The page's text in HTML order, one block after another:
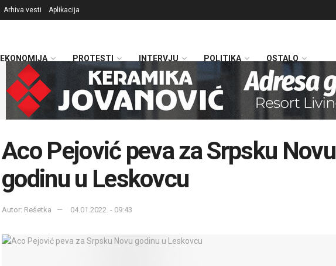
Arhiva vesti Aplikacija
EKONOMIJA PROTESTI INTERVJU POLITIKA OSTALO
Aco Pejović peva za Srpsku Novu
godinu u Leskovcu
Autor: Rešetka 04.01.2022. - 09:43